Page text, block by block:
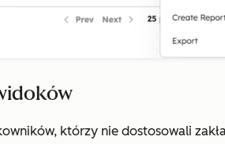
którzy nie dostosowali